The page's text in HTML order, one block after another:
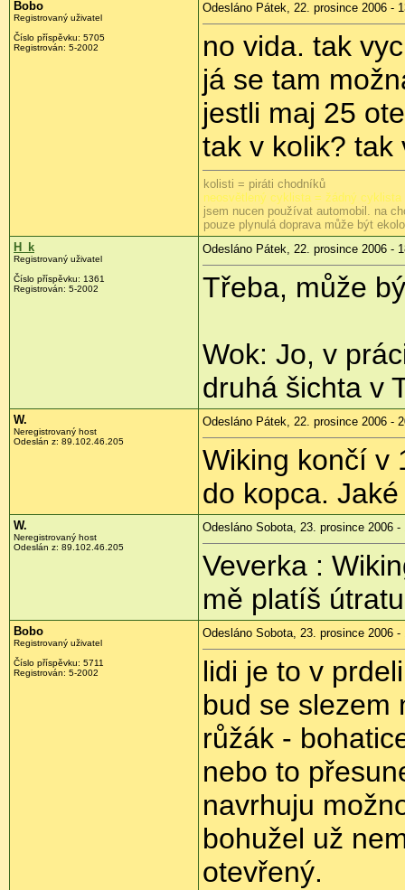
Bobo
Registrovaný uživatel
Číslo příspěvku: 5705
Registrován: 5-2002
Odesláno Pátek, 22. prosince 2006 -
no vida. tak
já se tam
jestli maj 25
tak v kolik? tak
kolisti = piráti chodníků
neosvětlený cyklista = žádný cyklista
jsem nucen používat automobil. na
pouze plynulá doprava může být
H_k
Registrovaný uživatel
Číslo příspěvku: 1361
Registrován: 5-2002
Odesláno Pátek, 22. prosince 2006 -
Třeba, může
Wok: Jo, v
druhá šichta v
W.
Neregistrovaný host
Odeslán z: 89.102.46.205
Odesláno Pátek, 22. prosince 2006 -
Wiking končí v
do kopca.
W.
Neregistrovaný host
Odeslán z: 89.102.46.205
Odesláno Sobota, 23. prosince 2006 -
Veverka :
mě platíš
Bobo
Registrovaný uživatel
Číslo příspěvku: 5711
Registrován: 5-2002
Odesláno Sobota, 23. prosince 2006 -
lidi je to v
bud se slezem
růžák -
nebo to
navrhuju
bohužel už
otevřený.